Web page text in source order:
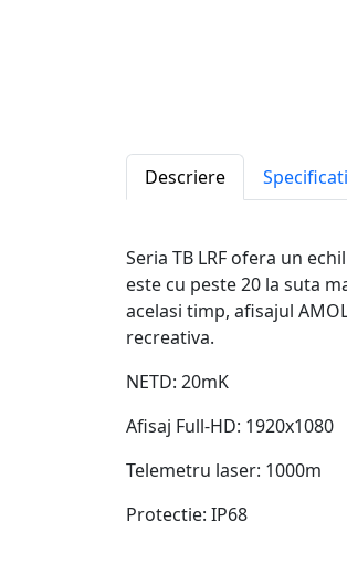
Descriere
Seria TB LRF ofera un
este cu peste 20 la suta
acelasi timp, afisajul
recreativa.
NETD: 20mK
Afisaj Full-HD: 1920x1080
Telemetru laser: 1000m
Protectie: IP68